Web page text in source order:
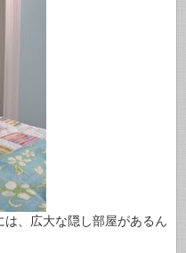
、広大な隠し部屋があるん